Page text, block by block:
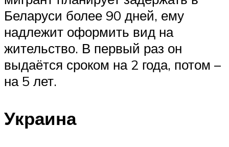
Беларуси более 90 дней, ему
надлежит оформить вид на
жительство. В первый раз он
выдаётся сроком на 2 года, потом –
на 5 лет.
Украина